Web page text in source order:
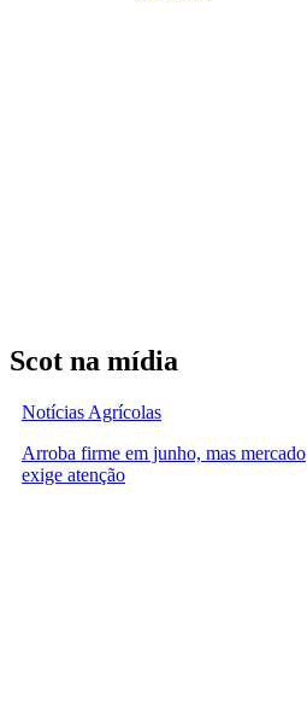
Scot na mídia
Notícias Agrícolas
Arroba firme em junho, mas mercado
exige atenção